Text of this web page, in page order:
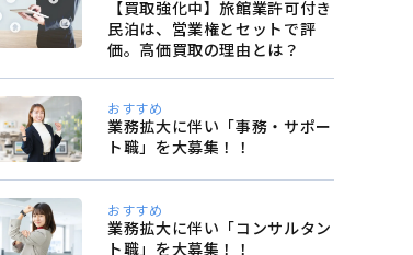
【買取強化中】旅館業許可付き
民泊は、営業権とセットで評
価。高価買取の理由とは？
おすすめ
業務拡大に伴い「事務・サポー
ト職」を大募集！！
おすすめ
業務拡大に伴い「コンサルタン
ト職」を大募集！！